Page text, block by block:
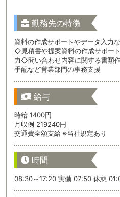
勤務先の特徴
資料の作成サポートやデータ入力
◇見積書や提案資料の作成サポー
力◇問い合わせ内容に関する書類
手配など営業部門の事務支援
給与
時給 1400円
月収例 219240円
交通費全額支給 ※当社規定あり
時間
08:30～17:20 実働 07:50 休憩